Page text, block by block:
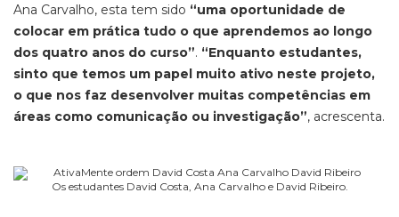
Ana Carvalho, esta tem sido “uma oportunidade de
colocar em prática tudo o que aprendemos ao longo
dos quatro anos do curso”. “Enquanto estudantes,
sinto que temos um papel muito ativo neste projeto,
o que nos faz desenvolver muitas competências em
áreas como comunicação ou investigação”, acrescenta.
Os estudantes David Costa, Ana Carvalho e David Ribeiro.